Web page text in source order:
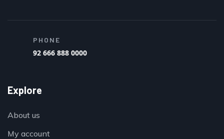
PHONE
92 666 888 0000
Explore
About us
My account